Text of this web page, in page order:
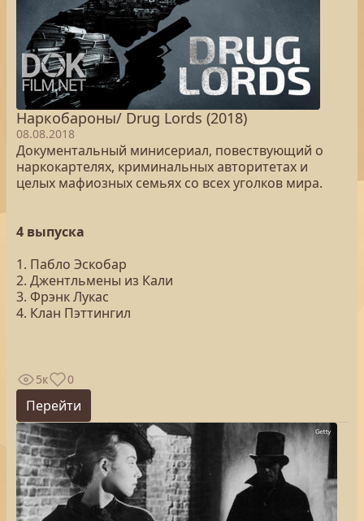
Наркобароны/ Drug Lords (2018)
08.08.2018
Документальный минисериал, повествующий о
наркокартелях, криминальных авторитетах и
целых мафиозных семьях со всех уголков мира.
4 выпуска
1. Пабло Эскобар
2. Джентльмены из Кали
3. Фрэнк Лукас
4. Клан Пэттингил
5к 0
Перейти